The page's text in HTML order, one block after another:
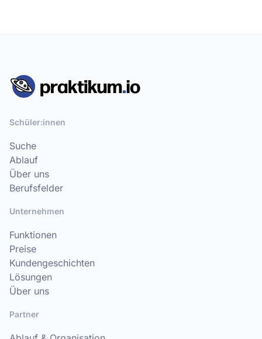
Schüler:innen
Suche
Ablauf
Über uns
Berufsfelder
Unternehmen
Funktionen
Preise
Kundengeschichten
Lösungen
Über uns
Partner